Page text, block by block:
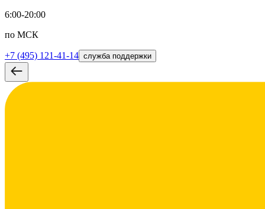
6:00-20:00
по МСК
+7 (495) 121-41-14 служба поддержки